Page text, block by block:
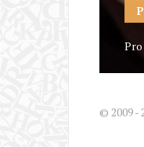
© 2009 -